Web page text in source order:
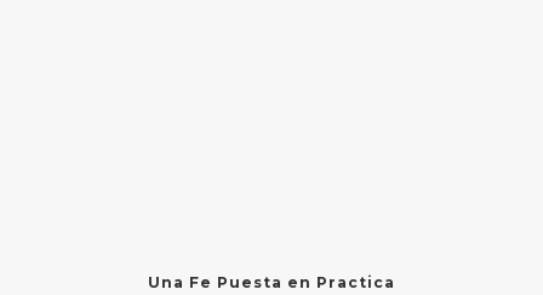
Una Fe Puesta en Practica